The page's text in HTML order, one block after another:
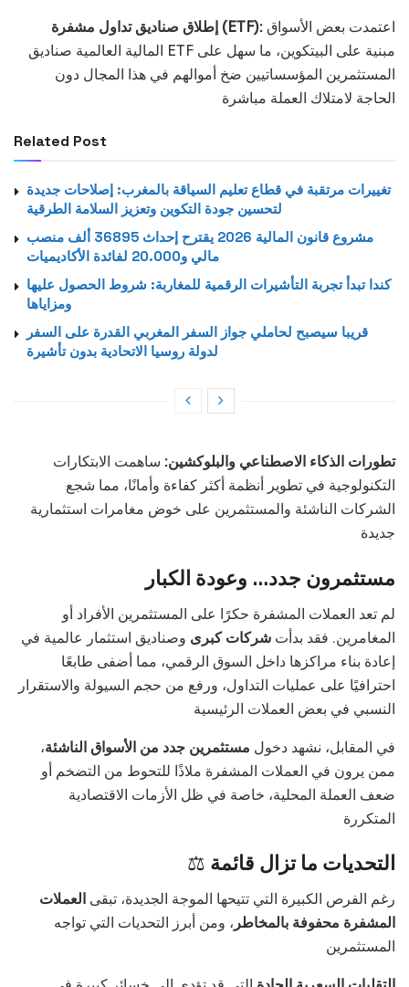
إطلاق صناديق تداول مشفرة (ETF):
المالية العالمية صناديق ETF مبنية على البيتكوين، ما سهل على
المستثمرين المؤسساتيين ضخ أموالهم في هذا المجال دون
الحاجة لامتلاك العملة مباشرة
Related Post
تغييرات مرتقبة في قطاع تعليم السياقة بالمغرب: إصلاحات جديدة
لتحسين جودة التكوين وتعزيز السلامة الطرقية
مشروع قانون المالية 2026 يقترح إحداث 36895 ألف منصب
مالي و20.000 لفائدة الأكاديميات
كندا تبدأ تجربة التأشيرات الرقمية للمغاربة: شروط الحصول عليها
ومزاياها
قريبا سيصبح لحاملي جواز السفر المغربي القدرة على السفر
لدولة روسيا الاتحادية بدون تأشيرة
تطورات الذكاء الاصطناعي والبلوكشين: ساهمت الابتكارات
التكنولوجية في تطوير أنظمة أكثر كفاءة وأمانًا، مما شجع
الشركات الناشئة والمستثمرين على خوض مغامرات استثمارية
جديدة
مستثمرون جدد… وعودة الكبار
لم تعد العملات المشفرة حكرًا على المستثمرين الأفراد أو
المغامرين. فقد بدأت شركات كبرى وصناديق استثمار عالمية في
إعادة بناء مراكزها داخل السوق الرقمي، مما أضفى طابعًا
احترافيًا على عمليات التداول، ورفع من حجم السيولة والاستقرار
النسبي في بعض العملات الرئيسية
في المقابل، نشهد دخول مستثمرين جدد من الأسواق الناشئة،
ممن يرون في العملات المشفرة ملاذًا للتحوط من التضخم أو
ضعف العملة المحلية، خاصة في ظل الأزمات الاقتصادية
المتكررة
⚖️ التحديات ما تزال قائمة
رغم الفرص الكبيرة التي تتيحها الموجة الجديدة، تبقى العملات
المشفرة محفوفة بالمخاطر ، ومن أبرز التحديات التي تواجه
المستثمرين